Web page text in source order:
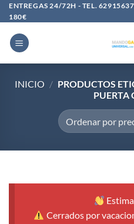
Saltar
al
contenido
ENTREGAS 24/72H - TEL.
180€
INICIO / PRODUCTOS
PUERTA
Cerrados por